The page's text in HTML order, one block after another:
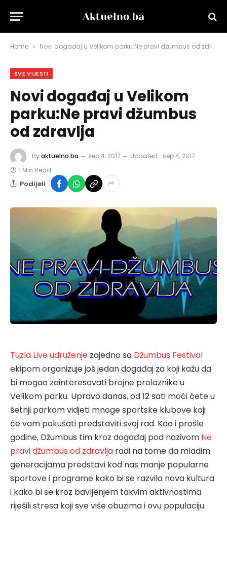
Home » Novi događaj u Velikom parku:Ne pravi džumbus od zdravlja
SVE VIJESTI
Novi događaj u Velikom
parku:Ne pravi džumbus
od zdravlja
Byaktuelno.ba sep 4, 2017 Updated: sep 4, 2017
1 Min Read
Podijeli
Tuzla Live udruženje zajedno sa Džumbus Festival
ekipom organizuje još jedan događaj za koji kažu da
bi mogao zainteresovati brojne prolaznike u
Velikom parku. Upravo danas, od 12 sati moći ćete u
šetnji parkom vidjeti mnoge sportske klubove koji
će vam pokušati predstaviti svoj rad. Kao i prošle
godine, Džumbus tim kroz događaj pod nazivom Ne
pravi džumbus od zdravlja radi na tome da mladim
generacijama predstavi kod nas manje popularne
sportove i programe kako bi se razvila nova kultura
i kako bi se kroz bavljenjem takvim aktivnostima
riješili stresa koji sve više obuzima i ovu populaciju.